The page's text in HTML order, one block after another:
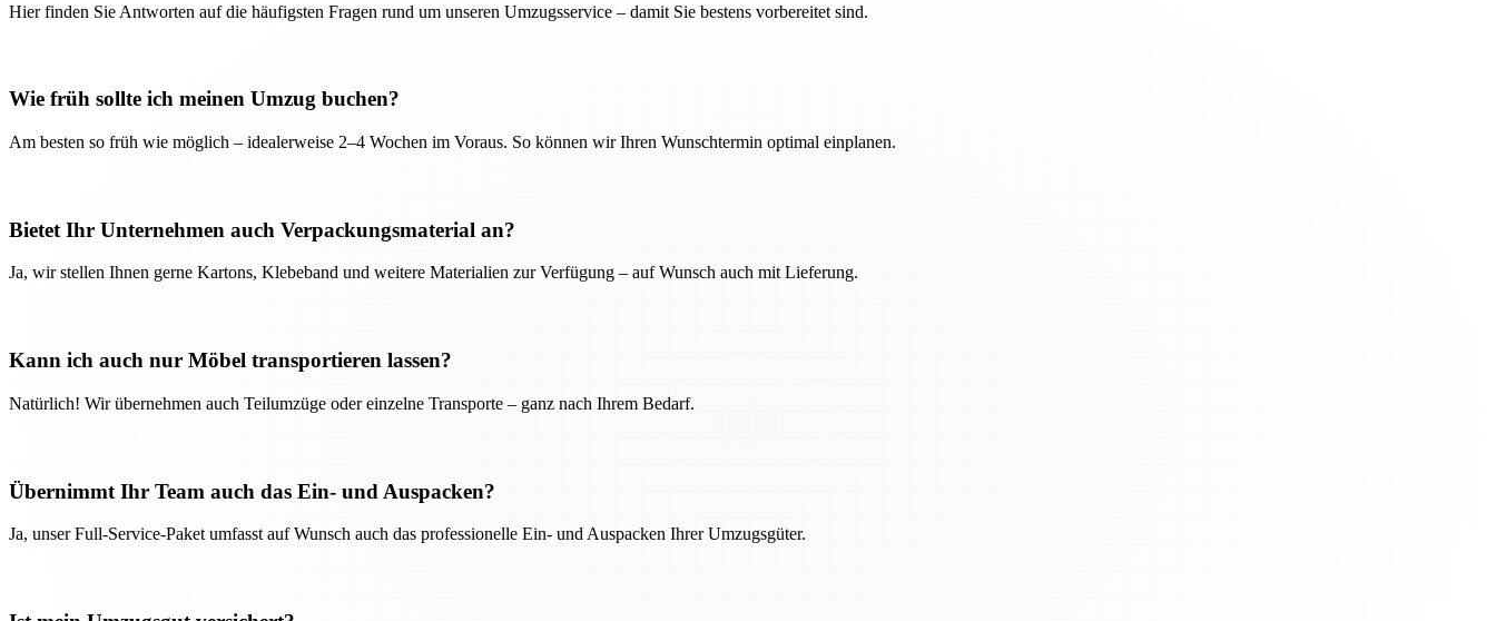
Hier finden Sie Antworten auf die häufigsten Fragen rund um unseren Umzugsservice – damit Sie bestens vorbereitet sind.
Wie früh sollte ich meinen Umzug buchen?
Am besten so früh wie möglich – idealerweise 2–4 Wochen im Voraus. So können wir Ihren Wunschtermin optimal einplanen.
Bietet Ihr Unternehmen auch Verpackungsmaterial an?
Ja, wir stellen Ihnen gerne Kartons, Klebeband und weitere Materialien zur Verfügung – auf Wunsch auch mit Lieferung.
Kann ich auch nur Möbel transportieren lassen?
Natürlich! Wir übernehmen auch Teilumzüge oder einzelne Transporte – ganz nach Ihrem Bedarf.
Übernimmt Ihr Team auch das Ein- und Auspacken?
Ja, unser Full-Service-Paket umfasst auf Wunsch auch das professionelle Ein- und Auspacken Ihrer Umzugsgüter.